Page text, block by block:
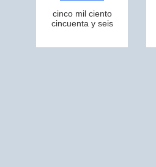
cinco mil ciento
cincuenta y seis